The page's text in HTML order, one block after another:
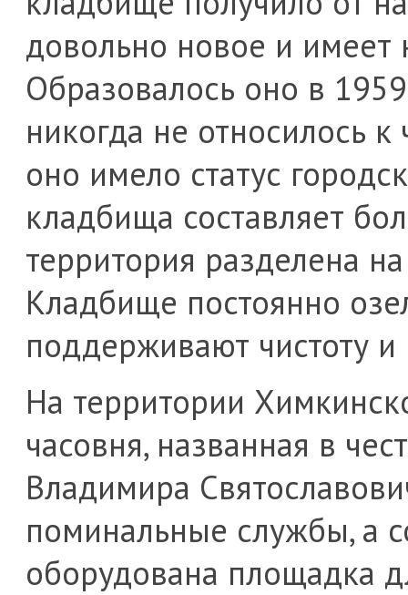
довольно новое и имеет
Образовалось оно в
никогда не относилось к
оно имело статус
кладбища составляет
территория разделена
Кладбище постоянно
поддерживают чистоту
На территории
часовня, названная в
Владимира
поминальные службы, а
оборудована площадка